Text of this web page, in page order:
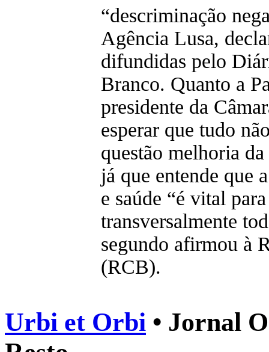
“descriminação
Agência Lusa,
difundidas pelo
Branco. Quanto a
presidente da
esperar que tudo
questão melhoria
já que entende que
e saúde “é vital
transversalmente
segundo afirmou à
(RCB).
Urbi et Orbi • Jornal